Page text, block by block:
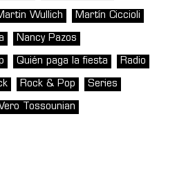
Wullich Martín Ciccioli
Nancy Pazos
Quién paga la fiesta Radio
Rock & Pop Series
Tossounian